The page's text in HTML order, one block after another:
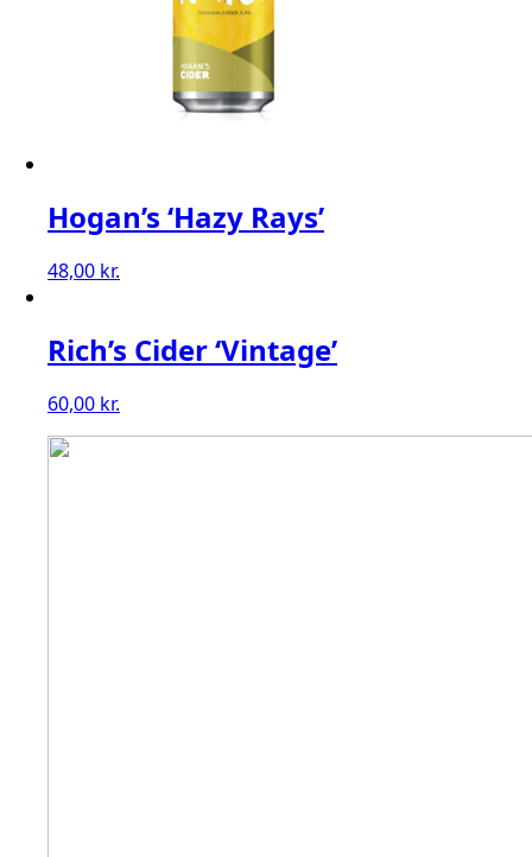
Hogan’s ‘Hazy Rays’
48,00 kr.
Rich’s Cider ‘Vintage’
60,00 kr.